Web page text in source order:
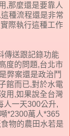
,那麼還是要靠人
種流程還是非常
際執行這種工作
傳送跟記錄功能
度的問題,台北市
弊案還是政治鬥
館而已,對於水電
用,如果說全台灣
人一天300公升,
*2300萬人*365
物的農田水若是